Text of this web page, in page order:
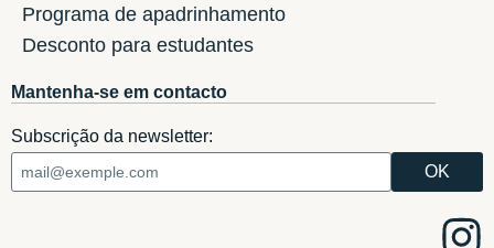
Programa de apadrinhamento
Desconto para estudantes
Mantenha-se em contacto
Subscrição da newsletter: